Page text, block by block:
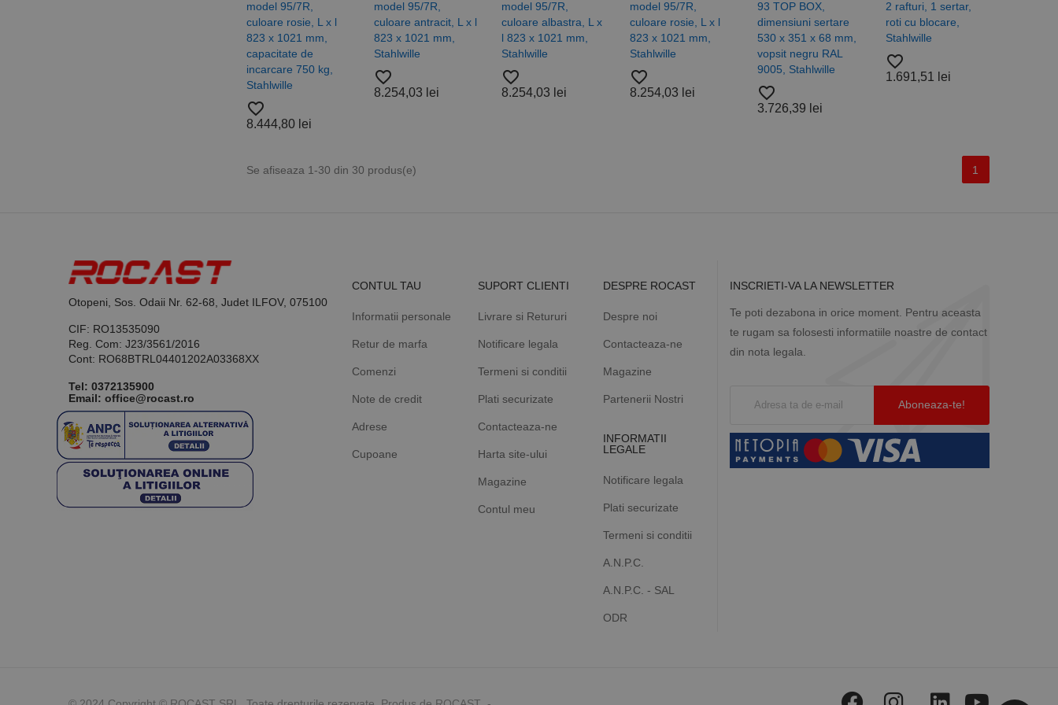
model 95/7R,
culoare rosie, L x l
823 x 1021 mm,
capacitate de
incarcare 750 kg,
Stahlwille
favorite_border
8.444,80 lei
model 95/7R,
culoare antracit, L x l
823 x 1021 mm,
Stahlwille
favorite_border
8.254,03 lei
model 95/7R,
culoare albastra, L x
l 823 x 1021 mm,
Stahlwille
favorite_border
8.254,03 lei
model 95/7R,
culoare rosie, L x l
823 x 1021 mm,
Stahlwille
favorite_border
8.254,03 lei
93 TOP BOX,
dimensiuni sertare
530 x 351 x 68 mm,
vopsit negru RAL
9005, Stahlwille
favorite_border
3.726,39 lei
2 rafturi, 1 sertar,
roti cu blocare,
Stahlwille
favorite_border
1.691,51 lei
Se afiseaza 1-30 din 30 produs(e) 1
Otopeni, Sos. Odaii Nr. 62-68, Judet ILFOV, 075100
CIF: RO13535090
Reg. Com: J23/3561/2016
Cont: RO68BTRL04401202A03368XX
Tel: 0372135900
Email: office@rocast.ro
CONTUL TAU
Informatii personale
Retur de marfa
Comenzi
Note de credit
Adrese
Cupoane
SUPORT CLIENTI
Livrare si Retururi
Notificare legala
Termeni si conditii
Plati securizate
Contacteaza-ne
Harta site-ului
Magazine
Contul meu
DESPRE ROCAST
Despre noi
Contacteaza-ne
Magazine
Partenerii Nostri
INFORMATII
LEGALE
Notificare legala
Plati securizate
Termeni si conditii
A.N.P.C.
A.N.P.C. - SAL
ODR
INSCRIETI-VA LA NEWSLETTER
Te poti dezabona in orice moment. Pentru aceasta
te rugam sa folosesti informatiile noastre de contact
din nota legala.
.rocast.ro
Acest cookie este utilizat pentru a distinge utilizatorii unici prin atribuirea unui
număr generat aleatoriu ca identificator de client. Este inclus în fiecare solicitare
de pagină dintr-un site și este utilizat pentru a calcula datele despre vizitatori,
sesiuni și campanii pentru rapoartele de analiză a site-urilor.
_ga_DLLLWQBGGX
.rocast.ro 2 ani Acest cookie este folosit de Google Analytics pentru a persista starea sesiunii.
vizitatorii este furnizat în mod normal de un centru de date terță parte sau de un